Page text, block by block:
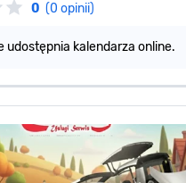
0 (0 opinii)
udostępnia kalendarza online.